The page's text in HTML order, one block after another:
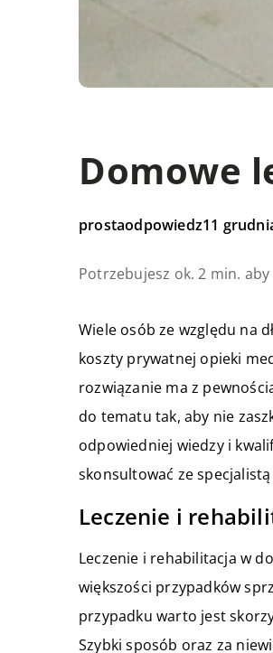
Domowe
prostaodpowiedz11
Potrzebujesz ok. 2 min.
Wiele osób ze względu na
koszty prywatnej opieki
rozwiązanie ma z
do tematu tak, aby nie
odpowiedniej wiedzy i
skonsultować ze
Leczenie i
Leczenie i rehabilitacja w
większości przypadków
przypadku warto jest
Szybki sposób oraz za